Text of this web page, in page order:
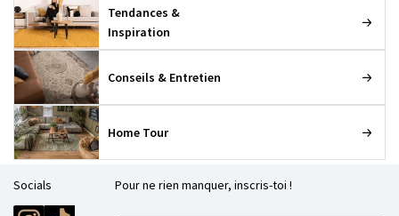
Tendances &
Inspiration
Conseils & Entretien
Home Tour
Socials Pour ne rien manquer, inscris-toi !